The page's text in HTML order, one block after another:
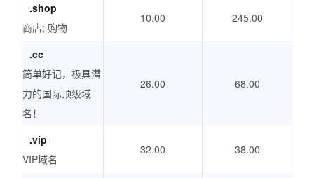
.shop
商店; 购物
10.00 245.00
.cc
简单好记，极具潜
力的国际顶级域
名！
26.00 68.00
.vip
VIP域名
32.00 38.00